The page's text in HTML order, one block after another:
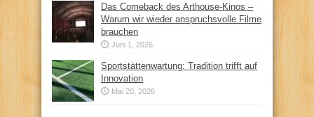
Das Comeback des Arthouse-Kinos –
Warum wir wieder anspruchsvolle Filme
brauchen
Juni 1, 2026
Sportstättenwartung: Tradition trifft auf
Innovation
Mai 20, 2026